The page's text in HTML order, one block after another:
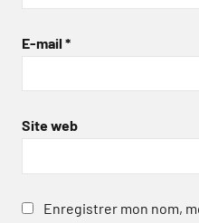
E-mail *
Site web
Enregistrer mon nom,